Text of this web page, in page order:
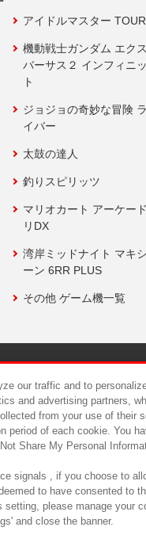
アイドルマスター
機動戦士ガンダム エク
バーサス２ インフィニ
ト
ジョジョの奇妙な冒険
イバー
太鼓の達人
釣りスピリッツ
マリオカート アーケー
リDX
湾岸ミッドナイト マキ
ーン 6RR PLUS
その他 ゲーム機一覧
のご提供について カス
our traffic and to
and advertising partners,
from your use of their
period of each cookie. You
Share My Personal
signals , if you choose to
to have consented to
please manage your
and close the banner.